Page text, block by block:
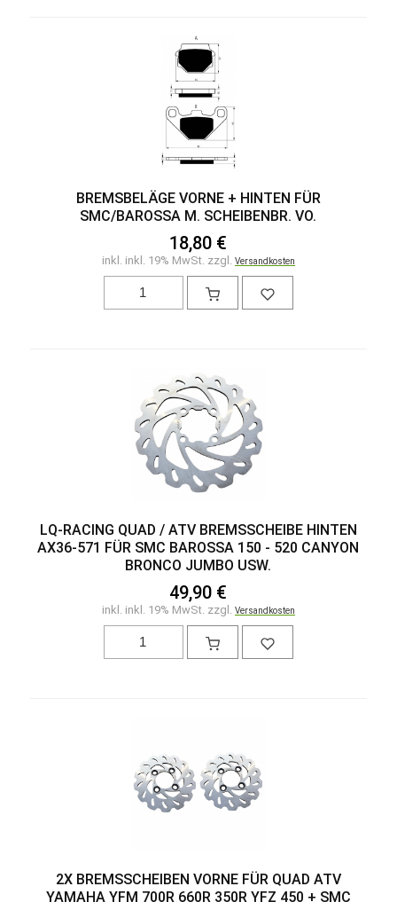
BREMSBELÄGE VORNE + HINTEN FÜR
SMC/BAROSSA M. SCHEIBENBR. VO.
18,80 €
inkl. inkl. 19% MwSt. zzgl. Versandkosten
LQ-RACING QUAD / ATV BREMSSCHEIBE HINTEN
AX36-571 FÜR SMC BAROSSA 150 - 520 CANYON
BRONCO JUMBO USW.
49,90 €
inkl. inkl. 19% MwSt. zzgl. Versandkosten
2X BREMSSCHEIBEN VORNE FÜR QUAD ATV
YAMAHA YFM 700R 660R 350R YFZ 450 + SMC